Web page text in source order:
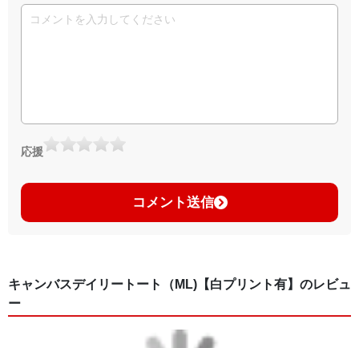
応援
コメント送信
キャンバスデイリートート（ML)【白プリント有】のレビュ
ー